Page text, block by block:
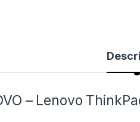
– Lenovo